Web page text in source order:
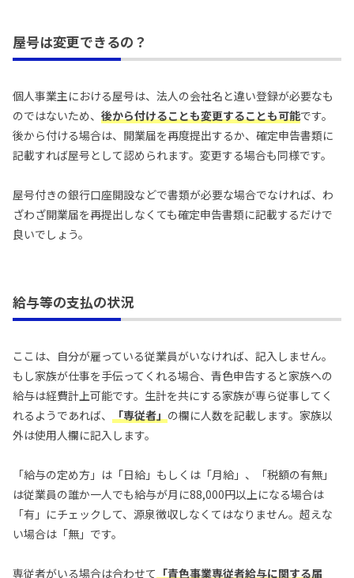
屋号は変更できるの？
個人事業主における屋号は、法人の会社名と違い登録が必要なも
のではないため、 後から付けることも変更することも可能です。
後から付ける場合は、開業届を再度提出するか、確定申告書類に
記載すれば屋号として認められます。変更する場合も同様です。
屋号付きの銀行口座開設などで書類が必要な場合でなければ、わ
ざわざ開業届を再提出しなくても確定申告書類に記載するだけで
良いでしょう。
給与等の支払の状況
ここは、自分が雇っている従業員がいなければ、記入しません。
もし家族が仕事を手伝ってくれる場合、青色申告すると家族への
給与は経費計上可能です。生計を共にする家族が専ら従事してく
れるようであれば、
「専従者」 の欄に人数を記載します。家族以
外は使用人欄に記入します。
「給与の定め方」は「日給」もしくは「月給」、「税額の有無」
は従業員の誰か一人でも給与が月に88,000円以上になる場合は
「有」にチェックして、源泉徴収しなくてはなりません。超えな
い場合は「無」です。
専従者がいる場合は合わせて 「青色事業専従者給与に関する届